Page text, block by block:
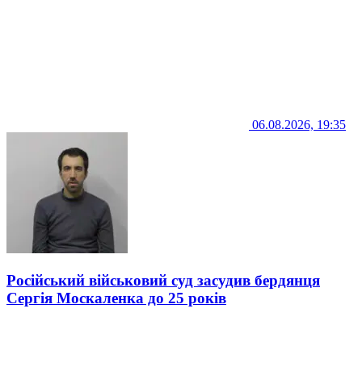
06.08.2026, 19:35
Російський військовий суд засудив бердянця
Сергія Москаленка до 25 років